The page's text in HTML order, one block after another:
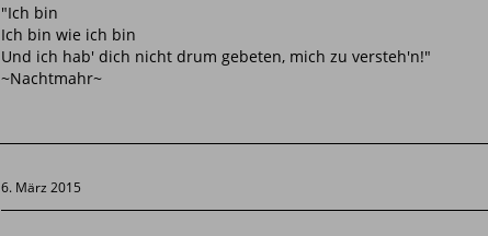
"Ich bin
Ich bin wie ich bin
Und ich hab' dich nicht drum gebeten, mich zu versteh'n!"
~Nachtmahr~
6. März 2015